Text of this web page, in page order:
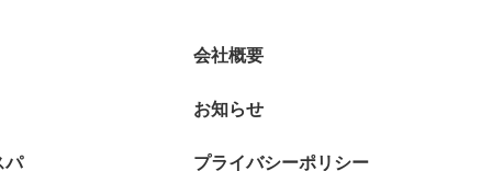
パ
会社概要
お知らせ
プライバシーポリシー